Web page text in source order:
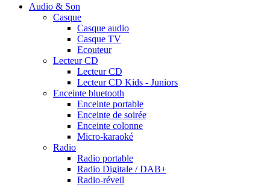
Audio & Son
Casque
Casque audio
Casque TV
Ecouteur
Lecteur CD
Lecteur CD
Lecteur CD Kids - Juniors
Enceinte bluetooth
Enceinte portable
Enceinte de soirée
Enceinte colonne
Micro-karaoké
Radio
Radio portable
Radio Digitale / DAB+
Radio-réveil